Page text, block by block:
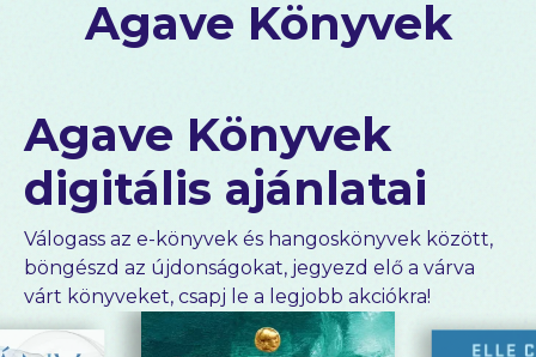
Agave Könyvek
Agave Könyvek
digitális ajánlatai
Válogass az e-könyvek és hangoskönyvek között,
böngészd az újdonságokat, jegyezd elő a várva
várt könyveket, csapj le a legjobb akciókra!